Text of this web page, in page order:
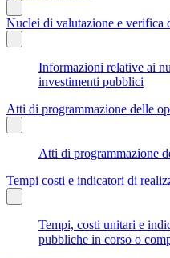
Nuclei di valutazione e verifica
Informazioni relative ai
investimenti pubblici
Atti di programmazione delle
Atti di programmazione
Tempi costi e indicatori di
Tempi, costi unitari e
pubbliche in corso o